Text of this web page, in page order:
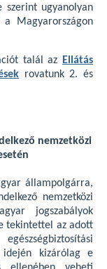
szerint ugyanolyan
Magyarországon
talál az
Ellátás
rovatunk 2. és
nemzetközi
állampolgárra,
nemzetközi
jogszabályok
tekintettel az adott
idején kizárólag e